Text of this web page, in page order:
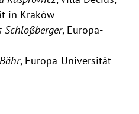
in Kraków
Schloßberger, Europa-
, Europa-Universität